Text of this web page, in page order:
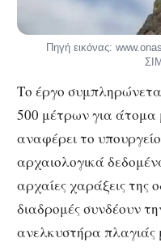
Πηγή εικόνας:
Το έργο
500 μέτρων για άτομα
αναφέρει το
αρχαιολογικά
αρχαίες χαράξεις
διαδρομές συνδέουν
ανελκυστήρα